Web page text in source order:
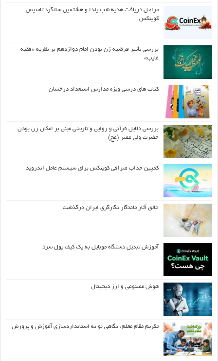
مراحل دریافت هدیه شب یلدا و هشتمین سالگرد تاسیس
کوینکس
بررسی تأثیر فرضیه زن بودن امام دوازدهم بر نظریه «فقیه
غایب»
کتاب های درسی ویژه مدارس استعداد درخشان
بررسی دلایل قرآنی و روایی و تاریخی مبنی بر امکان زن بودن
حضرت ولی عصر (عج)
کمپین جذاب صرافی کوینکس برای سیستم عامل اندروید
خالق آثار ماندگار نگارگری ایران درگذشت
آموزش تبدیل دستگاه موبایل به یک کیف‌ پول سرد
هوش مصنوعی و ارز دیجیتال
تکریم مقام معلم: نگاهی نو به استانداردسازی آموزش و پرورش